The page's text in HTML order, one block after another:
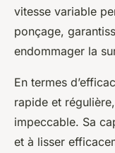
vitesse variable
ponçage,
endommager la
En termes
rapide et
impeccable. Sa
et à lisser